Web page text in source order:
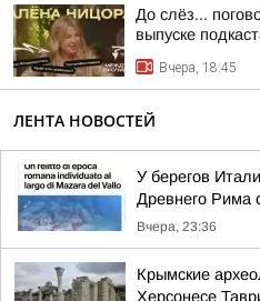
До слёз...
выпуске
Вчера, 18:45
ЛЕНТА НОВОСТЕЙ
У берегов
Древнего Рима
Вчера, 23:36
Крымские
Херсонесе